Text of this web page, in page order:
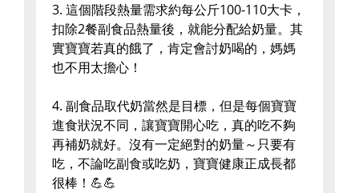
3. 這個階段熱量需求約每公斤100-110大卡，
扣除2餐副食品熱量後，就能分配給奶量。其
實寶寶若真的餓了，肯定會討奶喝的，媽媽
也不用太擔心！
4. 副食品取代奶當然是目標，但是每個寶寶
進食狀況不同，讓寶寶開心吃，真的吃不夠
再補奶就好。沒有一定絕對的奶量～只要有
吃，不論吃副食或吃奶，寶寶健康正成長都
很棒！💪💪